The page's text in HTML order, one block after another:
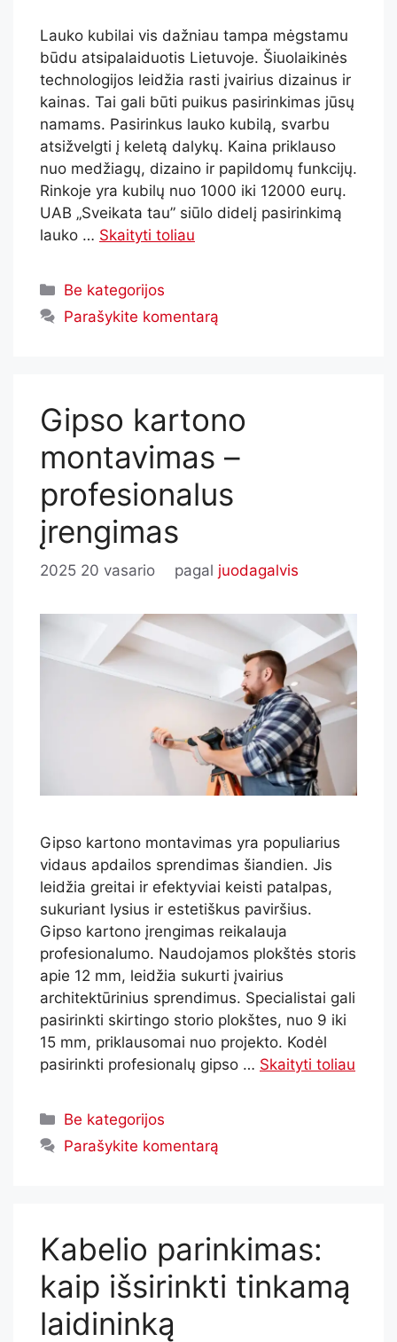
Lauko kubilai vis dažniau tampa mėgstamu
būdu atsipalaiduotis Lietuvoje. Šiuolaikinės
technologijos leidžia rasti įvairius dizainus ir
kainas. Tai gali būti puikus pasirinkimas jūsų
namams. Pasirinkus lauko kubilą, svarbu
atsižvelgti į keletą dalykų. Kaina priklauso
nuo medžiagų, dizaino ir papildomų funkcijų.
Rinkoje yra kubilų nuo 1000 iki 12000 eurų.
UAB „Sveikata tau” siūlo didelį pasirinkimą
lauko … Skaityti toliau
Be kategorijos
Parašykite komentarą
Gipso kartono
montavimas –
profesionalus
įrengimas
2025 20 vasario pagal juodagalvis
Gipso kartono montavimas yra populiarius
vidaus apdailos sprendimas šiandien. Jis
leidžia greitai ir efektyviai keisti patalpas,
sukuriant lysius ir estetiškus paviršius.
Gipso kartono įrengimas reikalauja
profesionalumo. Naudojamos plokštės storis
apie 12 mm, leidžia sukurti įvairius
architektūrinius sprendimus. Specialistai gali
pasirinkti skirtingo storio plokštes, nuo 9 iki
15 mm, priklausomai nuo projekto. Kodėl
pasirinkti profesionalų gipso … Skaityti toliau
Be kategorijos
Parašykite komentarą
Kabelio parinkimas:
kaip išsirinkti tinkamą
laidininką